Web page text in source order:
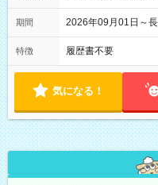
期間 2026年09月01日～
特徴 履歴書不要
気になる！